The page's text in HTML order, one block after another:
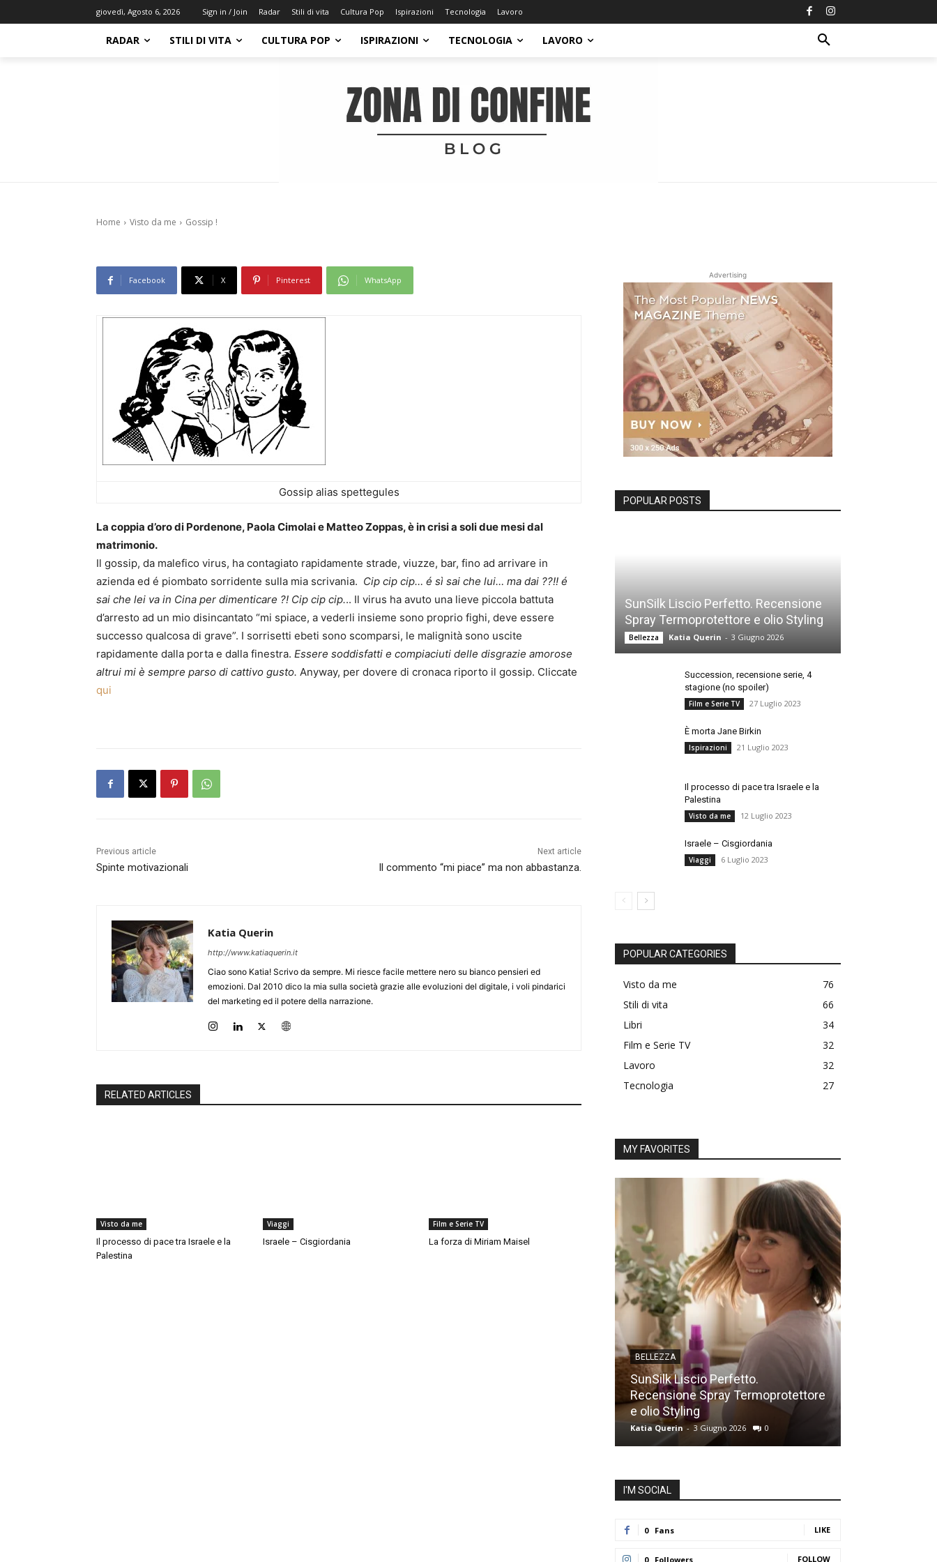
giovedì, Agosto 6, 2026 Sign in / Join Radar Stili di vita Cultura Pop Ispirazioni Tecnologia Lavoro
RADAR STILI DI VITA CULTURA POP ISPIRAZIONI TECNOLOGIA LAVORO
Home Visto da me Gossip !
Facebook X Pinterest WhatsApp
Gossip alias spettegules
La coppia d’oro di Pordenone, Paola Cimolai e Matteo Zoppas, è in crisi a soli due mesi dal
matrimonio.
Il gossip, da malefico virus, ha contagiato rapidamente strade, viuzze, bar, fino ad arrivare in
azienda ed é piombato sorridente sulla mia scrivania. Cip cip cip… é sì sai che lui… ma dai ??!! é
sai che lei va in Cina per dimenticare ?! Cip cip cip... Il virus ha avuto una lieve piccola battuta
d’arresto ad un mio disincantato “mi spiace, a vederli insieme sono proprio fighi, deve essere
successo qualcosa di grave”. I sorrisetti ebeti sono scomparsi, le malignità sono uscite
rapidamente dalla porta e dalla finestra. Essere soddisfatti e compiaciuti delle disgrazie amorose
altrui mi è sempre parso di cattivo gusto. Anyway, per dovere di cronaca riporto il gossip. Cliccate
qui
Previous article
Spinte motivazionali
Next article
Il commento “mi piace” ma non abbastanza.
Katia Querin
http://www.katiaquerin.it
Ciao sono Katia! Scrivo da sempre. Mi riesce facile mettere nero su bianco pensieri ed
emozioni. Dal 2010 dico la mia sulla società grazie alle evoluzioni del digitale, i voli pindarici
del marketing ed il potere della narrazione.
RELATED ARTICLES
Visto da me
Il processo di pace tra Israele e la
Palestina
Viaggi
Israele – Cisgiordania
Film e Serie TV
La forza di Miriam Maisel
Advertising
POPULAR POSTS
SunSilk Liscio Perfetto. Recensione
Spray Termoprotettore e olio Styling
Bellezza Katia Querin - 3 Giugno 2026
Succession, recensione serie, 4
stagione (no spoiler)
Film e Serie TV 27 Luglio 2023
È morta Jane Birkin
Ispirazioni 21 Luglio 2023
Il processo di pace tra Israele e la
Palestina
Visto da me 12 Luglio 2023
Israele – Cisgiordania
Viaggi 6 Luglio 2023
POPULAR CATEGORIES
Visto da me
76
Stili di vita
66
Libri
34
Film e Serie TV
32
Lavoro
32
Tecnologia
27
MY FAVORITES
BELLEZZA
SunSilk Liscio Perfetto.
Recensione Spray Termoprotettore
e olio Styling
Katia Querin - 3 Giugno 2026 0
I'M SOCIAL
0 Fans LIKE
0 Followers FOLLOW